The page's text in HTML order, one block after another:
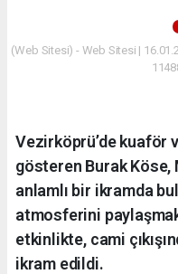
(Web Sitesi) - Web Sitesi |
Vezirköprü’de kuaför
gösteren Burak Köse,
anlamlı bir ikramda
atmosferini
etkinlikte, cami
ikram edildi.